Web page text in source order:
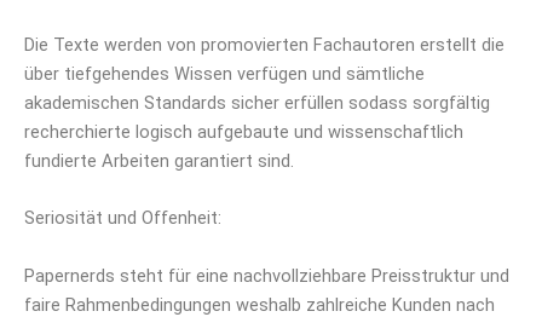
Die Texte werden von promovierten Fachautoren erstellt die
über tiefgehendes Wissen verfügen und sämtliche
akademischen Standards sicher erfüllen sodass sorgfältig
recherchierte logisch aufgebaute und wissenschaftlich
fundierte Arbeiten garantiert sind.
Seriosität und Offenheit:
Papernerds steht für eine nachvollziehbare Preisstruktur und
faire Rahmenbedingungen weshalb zahlreiche Kunden nach